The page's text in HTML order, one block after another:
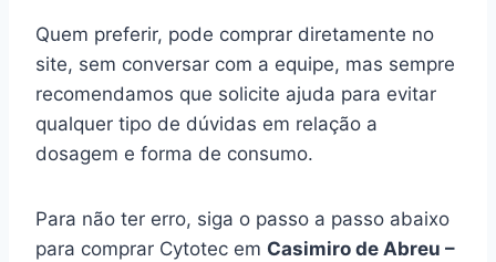
Quem preferir, pode comprar diretamente no
site, sem conversar com a equipe, mas sempre
recomendamos que solicite ajuda para evitar
qualquer tipo de dúvidas em relação a
dosagem e forma de consumo.
Para não ter erro, siga o passo a passo abaixo
para comprar Cytotec em Casimiro de Abreu –